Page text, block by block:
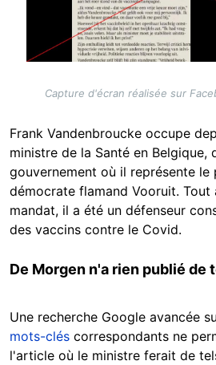
Capture d'écran réalisée sur
Frank Vandenbroucke occupe
ministre de la Santé en Belgique,
gouvernement où il représente
démocrate flamand Vooruit. Tout
mandat, il a été un défenseur
des vaccins contre le Covid.
De Morgen n'a rien publié de
Une recherche Google avancée
mots-clés correspondants ne
l'article où le ministre ferait de